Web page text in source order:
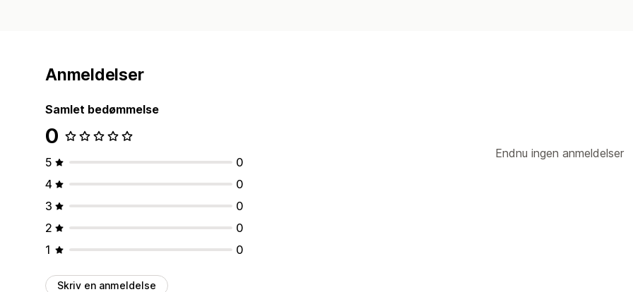
Anmeldelser
Samlet bedømmelse
0
5
0
4
0
3
0
2
0
1
0
Skriv en anmeldelse
Endnu ingen anmeldelser